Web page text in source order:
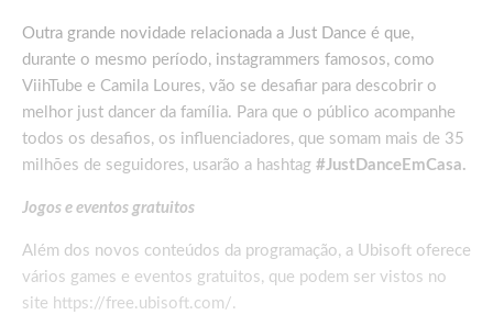
Outra grande novidade relacionada a Just Dance é que,
durante o mesmo período, instagrammers famosos, como
ViihTube e Camila Loures, vão se desafiar para descobrir o
melhor just dancer da família. Para que o público acompanhe
todos os desafios, os influenciadores, que somam mais de 35
milhões de seguidores, usarão a hashtag #JustDanceEmCasa.
Jogos e eventos gratuitos
Além dos novos conteúdos da programação, a Ubisoft oferece
vários games e eventos gratuitos, que podem ser vistos no
site https://free.ubisoft.com/.